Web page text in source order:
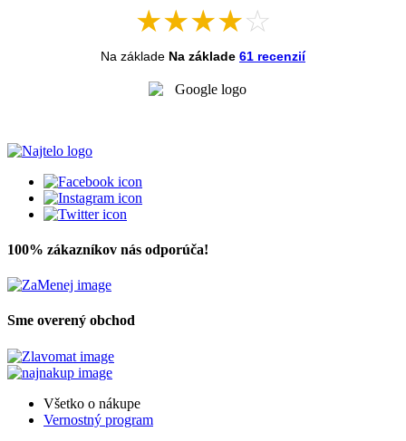
★★★★☆
Na základe Na základe 61 recenzií
100% zákazníkov nás odporúča!
Sme overený obchod
Všetko o nákupe
Vernostný program